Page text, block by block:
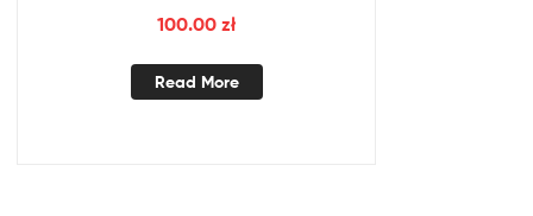
100.00 zł
Read More